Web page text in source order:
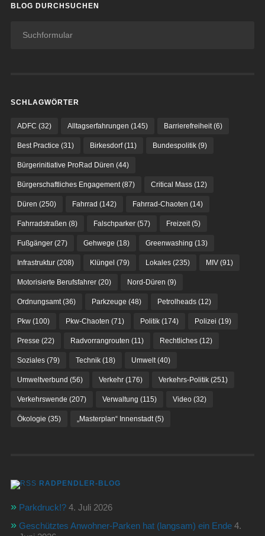
BLOG DURCHSUCHEN
SCHLAGWÖRTER
ADFC (32) Alltagserfahrungen (145) Barrierefreiheit(6)
Best Practice (31) Birkesdorf(11) Bundespolitik(9)
Bürgerinitiative ProRad Düren (44)
Bürgerschaftliches Engagement(87) Critical Mass(12)
Düren (250) Fahrrad (142) Fahrrad-Chaoten (14)
Fahrradstraßen (8) Falschparker(57) Freizeit(5)
Fußgänger(27) Gehwege (18) Greenwashing (13)
Infrastruktur(208) Klüngel (79) Lokales(235) MIV(91)
Motorisierte Berufsfahrer(20) Nord-Düren (9)
Ordnungsamt(36) Parkzeuge (48) Petrolheads(12)
Pkw(100) Pkw-Chaoten (71) Politik(174) Polizei (19)
Presse (22) Radvorrangrouten (11) Rechtliches(12)
Soziales(79) Technik(18) Umwelt(40)
Umweltverbund (56) Verkehr(176) Verkehrs-Politik(251)
Verkehrswende (207) Verwaltung (115) Video(32)
Ökologie (35) „Masterplan“ Innenstadt(5)
RADPENDLER-BLOG
Parkdruck!? 4. Juli 2026
Geschütztes Anwohner-Parken hat (langsam) ein Ende 4.